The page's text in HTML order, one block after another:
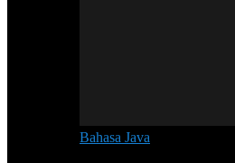
Bahasa Java